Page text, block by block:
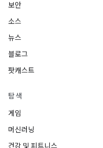
보안
소스
뉴스
블로그
팟캐스트
탐색
게임
머신러닝
건강 및 피트니스